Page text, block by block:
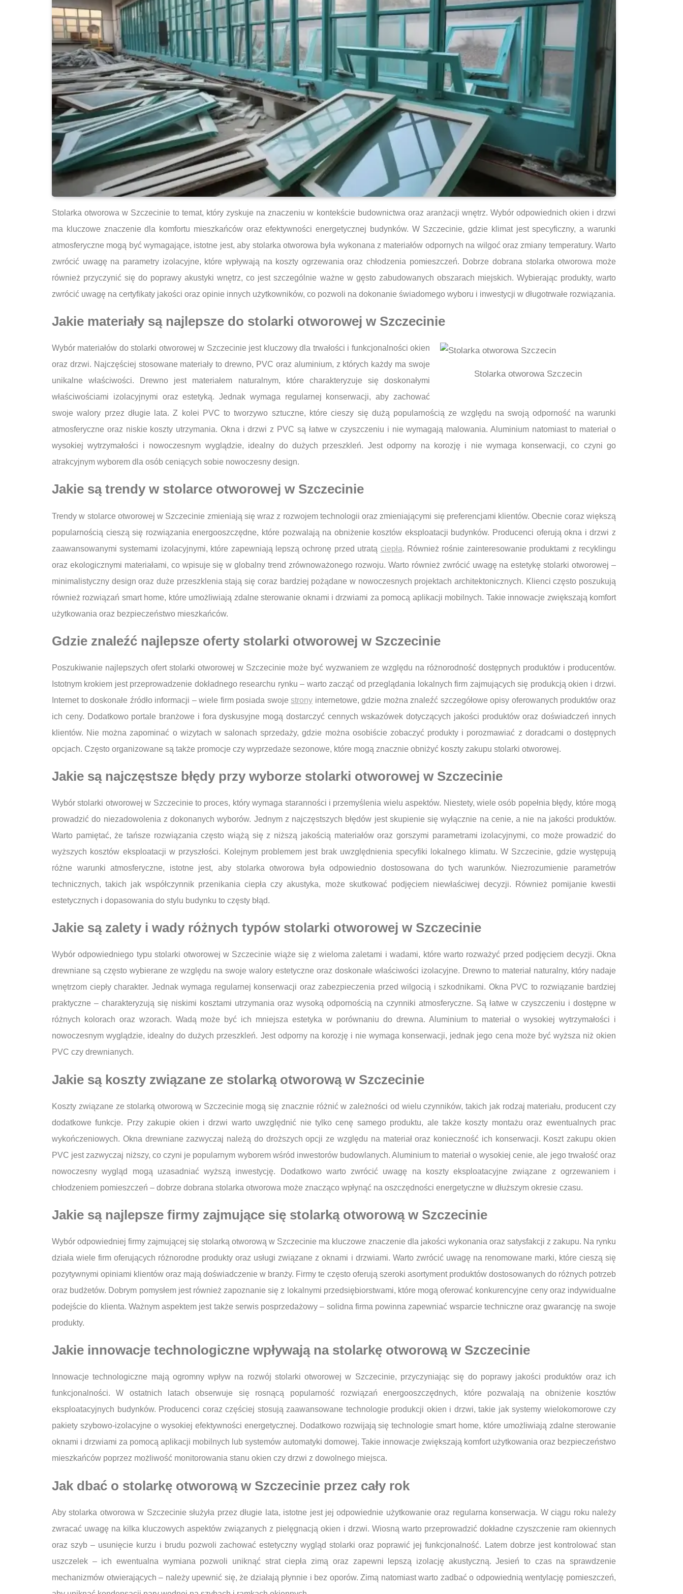
Stolarka otworowa w Szczecinie to temat, który zyskuje na znaczeniu w kontekście budownictwa oraz aranżacji wnętrz. Wybór odpowiednich okien i drzwi
ma kluczowe znaczenie dla komfortu mieszkańców oraz efektywności energetycznej budynków. W Szczecinie, gdzie klimat jest specyficzny, a warunki
atmosferyczne mogą być wymagające, istotne jest, aby stolarka otworowa była wykonana z materiałów odpornych na wilgoć oraz zmiany temperatury. Warto
zwrócić uwagę na parametry izolacyjne, które wpływają na koszty ogrzewania oraz chłodzenia pomieszczeń. Dobrze dobrana stolarka otworowa może
również przyczynić się do poprawy akustyki wnętrz, co jest szczególnie ważne w gęsto zabudowanych obszarach miejskich. Wybierając produkty, warto
zwrócić uwagę na certyfikaty jakości oraz opinie innych użytkowników, co pozwoli na dokonanie świadomego wyboru i inwestycji w długotrwałe rozwiązania.
Jakie materiały są najlepsze do stolarki otworowej w Szczecinie
Stolarka otworowa Szczecin
Wybór materiałów do stolarki otworowej w Szczecinie jest kluczowy dla trwałości i funkcjonalności okien
oraz drzwi. Najczęściej stosowane materiały to drewno, PVC oraz aluminium, z których każdy ma swoje
unikalne właściwości. Drewno jest materiałem naturalnym, które charakteryzuje się doskonałymi
właściwościami izolacyjnymi oraz estetyką. Jednak wymaga regularnej konserwacji, aby zachować
swoje walory przez długie lata. Z kolei PVC to tworzywo sztuczne, które cieszy się dużą popularnością ze względu na swoją odporność na warunki
atmosferyczne oraz niskie koszty utrzymania. Okna i drzwi z PVC są łatwe w czyszczeniu i nie wymagają malowania. Aluminium natomiast to materiał o
wysokiej wytrzymałości i nowoczesnym wyglądzie, idealny do dużych przeszkleń. Jest odporny na korozję i nie wymaga konserwacji, co czyni go
atrakcyjnym wyborem dla osób ceniących sobie nowoczesny design.
Jakie są trendy w stolarce otworowej w Szczecinie
Trendy w stolarce otworowej w Szczecinie zmieniają się wraz z rozwojem technologii oraz zmieniającymi się preferencjami klientów. Obecnie coraz większą
popularnością cieszą się rozwiązania energooszczędne, które pozwalają na obniżenie kosztów eksploatacji budynków. Producenci oferują okna i drzwi z
zaawansowanymi systemami izolacyjnymi, które zapewniają lepszą ochronę przed utratą ciepła. Również rośnie zainteresowanie produktami z recyklingu
oraz ekologicznymi materiałami, co wpisuje się w globalny trend zrównoważonego rozwoju. Warto również zwrócić uwagę na estetykę stolarki otworowej –
minimalistyczny design oraz duże przeszklenia stają się coraz bardziej pożądane w nowoczesnych projektach architektonicznych. Klienci często poszukują
również rozwiązań smart home, które umożliwiają zdalne sterowanie oknami i drzwiami za pomocą aplikacji mobilnych. Takie innowacje zwiększają komfort
użytkowania oraz bezpieczeństwo mieszkańców.
Gdzie znaleźć najlepsze oferty stolarki otworowej w Szczecinie
Poszukiwanie najlepszych ofert stolarki otworowej w Szczecinie może być wyzwaniem ze względu na różnorodność dostępnych produktów i producentów.
Istotnym krokiem jest przeprowadzenie dokładnego researchu rynku – warto zacząć od przeglądania lokalnych firm zajmujących się produkcją okien i drzwi.
Internet to doskonałe źródło informacji – wiele firm posiada swojestrony internetowe, gdzie można znaleźć szczegółowe opisy oferowanych produktów oraz
ich ceny. Dodatkowo portale branżowe i fora dyskusyjne mogą dostarczyć cennych wskazówek dotyczących jakości produktów oraz doświadczeń innych
klientów. Nie można zapominać o wizytach w salonach sprzedaży, gdzie można osobiście zobaczyć produkty i porozmawiać z doradcami o dostępnych
opcjach. Często organizowane są także promocje czy wyprzedaże sezonowe, które mogą znacznie obniżyć koszty zakupu stolarki otworowej.
Jakie są najczęstsze błędy przy wyborze stolarki otworowej w Szczecinie
Wybór stolarki otworowej w Szczecinie to proces, który wymaga staranności i przemyślenia wielu aspektów. Niestety, wiele osób popełnia błędy, które mogą
prowadzić do niezadowolenia z dokonanych wyborów. Jednym z najczęstszych błędów jest skupienie się wyłącznie na cenie, a nie na jakości produktów.
Warto pamiętać, że tańsze rozwiązania często wiążą się z niższą jakością materiałów oraz gorszymi parametrami izolacyjnymi, co może prowadzić do
wyższych kosztów eksploatacji w przyszłości. Kolejnym problemem jest brak uwzględnienia specyfiki lokalnego klimatu. W Szczecinie, gdzie występują
różne warunki atmosferyczne, istotne jest, aby stolarka otworowa była odpowiednio dostosowana do tych warunków. Niezrozumienie parametrów
technicznych, takich jak współczynnik przenikania ciepła czy akustyka, może skutkować podjęciem niewłaściwej decyzji. Również pomijanie kwestii
estetycznych i dopasowania do stylu budynku to częsty błąd.
Jakie są zalety i wady różnych typów stolarki otworowej w Szczecinie
Wybór odpowiedniego typu stolarki otworowej w Szczecinie wiąże się z wieloma zaletami i wadami, które warto rozważyć przed podjęciem decyzji. Okna
drewniane są często wybierane ze względu na swoje walory estetyczne oraz doskonałe właściwości izolacyjne. Drewno to materiał naturalny, który nadaje
wnętrzom ciepły charakter. Jednak wymaga regularnej konserwacji oraz zabezpieczenia przed wilgocią i szkodnikami. Okna PVC to rozwiązanie bardziej
praktyczne – charakteryzują się niskimi kosztami utrzymania oraz wysoką odpornością na czynniki atmosferyczne. Są łatwe w czyszczeniu i dostępne w
różnych kolorach oraz wzorach. Wadą może być ich mniejsza estetyka w porównaniu do drewna. Aluminium to materiał o wysokiej wytrzymałości i
nowoczesnym wyglądzie, idealny do dużych przeszkleń. Jest odporny na korozję i nie wymaga konserwacji, jednak jego cena może być wyższa niż okien
PVC czy drewnianych.
Jakie są koszty związane ze stolarką otworową w Szczecinie
Koszty związane ze stolarką otworową w Szczecinie mogą się znacznie różnić w zależności od wielu czynników, takich jak rodzaj materiału, producent czy
dodatkowe funkcje. Przy zakupie okien i drzwi warto uwzględnić nie tylko cenę samego produktu, ale także koszty montażu oraz ewentualnych prac
wykończeniowych. Okna drewniane zazwyczaj należą do droższych opcji ze względu na materiał oraz konieczność ich konserwacji. Koszt zakupu okien
PVC jest zazwyczaj niższy, co czyni je popularnym wyborem wśród inwestorów budowlanych. Aluminium to materiał o wysokiej cenie, ale jego trwałość oraz
nowoczesny wygląd mogą uzasadniać wyższą inwestycję. Dodatkowo warto zwrócić uwagę na koszty eksploatacyjne związane z ogrzewaniem i
chłodzeniem pomieszczeń – dobrze dobrana stolarka otworowa może znacząco wpłynąć na oszczędności energetyczne w dłuższym okresie czasu.
Jakie są najlepsze firmy zajmujące się stolarką otworową w Szczecinie
Wybór odpowiedniej firmy zajmującej się stolarką otworową w Szczecinie ma kluczowe znaczenie dla jakości wykonania oraz satysfakcji z zakupu. Na rynku
działa wiele firm oferujących różnorodne produkty oraz usługi związane z oknami i drzwiami. Warto zwrócić uwagę na renomowane marki, które cieszą się
pozytywnymi opiniami klientów oraz mają doświadczenie w branży. Firmy te często oferują szeroki asortyment produktów dostosowanych do różnych potrzeb
oraz budżetów. Dobrym pomysłem jest również zapoznanie się z lokalnymi przedsiębiorstwami, które mogą oferować konkurencyjne ceny oraz indywidualne
podejście do klienta. Ważnym aspektem jest także serwis posprzedażowy – solidna firma powinna zapewniać wsparcie techniczne oraz gwarancję na swoje
produkty.
Jakie innowacje technologiczne wpływają na stolarkę otworową w Szczecinie
Innowacje technologiczne mają ogromny wpływ na rozwój stolarki otworowej w Szczecinie, przyczyniając się do poprawy jakości produktów oraz ich
funkcjonalności. W ostatnich latach obserwuje się rosnącą popularność rozwiązań energooszczędnych, które pozwalają na obniżenie kosztów
eksploatacyjnych budynków. Producenci coraz częściej stosują zaawansowane technologie produkcji okien i drzwi, takie jak systemy wielokomorowe czy
pakiety szybowo-izolacyjne o wysokiej efektywności energetycznej. Dodatkowo rozwijają się technologie smart home, które umożliwiają zdalne sterowanie
oknami i drzwiami za pomocą aplikacji mobilnych lub systemów automatyki domowej. Takie innowacje zwiększają komfort użytkowania oraz bezpieczeństwo
mieszkańców poprzez możliwość monitorowania stanu okien czy drzwi z dowolnego miejsca.
Jak dbać o stolarkę otworową w Szczecinie przez cały rok
Aby stolarka otworowa w Szczecinie służyła przez długie lata, istotne jest jej odpowiednie użytkowanie oraz regularna konserwacja. W ciągu roku należy
zwracać uwagę na kilka kluczowych aspektów związanych z pielęgnacją okien i drzwi. Wiosną warto przeprowadzić dokładne czyszczenie ram okiennych
oraz szyb – usunięcie kurzu i brudu pozwoli zachować estetyczny wygląd stolarki oraz poprawić jej funkcjonalność. Latem dobrze jest kontrolować stan
uszczelek – ich ewentualna wymiana pozwoli uniknąć strat ciepła zimą oraz zapewni lepszą izolację akustyczną. Jesień to czas na sprawdzenie
mechanizmów otwierających – należy upewnić się, że działają płynnie i bez oporów. Zimą natomiast warto zadbać o odpowiednią wentylację pomieszczeń,